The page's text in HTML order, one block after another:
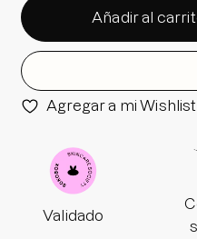
Añadir al
Agregar a mi Wishlist
Validado